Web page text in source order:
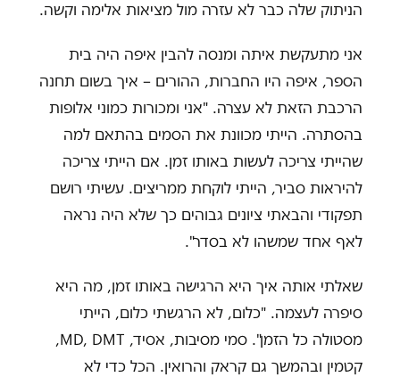
הניתוק שלה כבר לא עזרה מול מציאות אלימה וקשה.
אני מתעקשת איתה ומנסה להבין איפה היה בית
הספר, איפה היו החברות, ההורים – איך בשום תחנה
הרכבת הזאת לא עצרה. "אני ומכורות כמוני אלופות
בהסתרה. הייתי מכוונת את הסמים בהתאם למה
שהייתי צריכה לעשות באותו זמן. אם הייתי צריכה
להיראות סביר, הייתי לוקחת ממריצים. עשיתי רושם
תפקודי והבאתי ציונים גבוהים כך שלא היה נראה
לאף אחד שמשהו לא בסדר".
שאלתי אותה איך היא הרגישה באותו זמן, מה היא
סיפרה לעצמה. "כלום, לא הרגשתי כלום, הייתי
מסטולה כל הזמן". סמי מסיבות, אסיד, MD, DMT,
קטמין ובהמשך גם קראק והרואין. הכל כדי לא